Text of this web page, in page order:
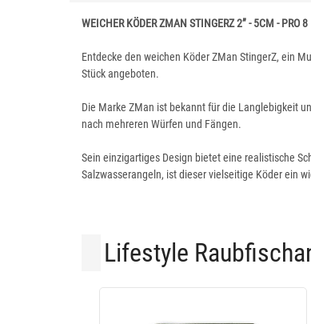
WEICHER KÖDER ZMAN STINGERZ 2” - 5CM - PRO 8
Entdecke den weichen Köder ZMan StingerZ, ein
Stück angeboten.
Die Marke ZMan ist bekannt für die Langlebigkeit
nach mehreren Würfen und Fängen.
Sein einzigartiges Design bietet eine realistische
Salzwasserangeln, ist dieser vielseitige Köder ein
Lifestyle